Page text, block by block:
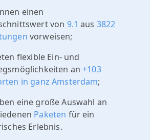
einen
von 9.1 aus 3822
vorweisen;
flexible Ein- und
an+103
in ganz Amsterdam;
eine große Auswahl an
Paketen für ein
Erlebnis.